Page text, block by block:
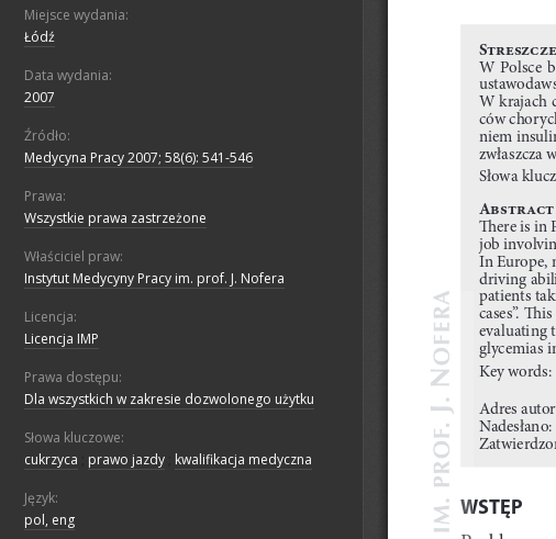
Miejsce wydania:
Łódź
Data wydania:
2007
Źródło:
Medycyna Pracy 2007; 58(6): 541-546
Prawa:
Wszystkie prawa zastrzeżone
Właściciel praw:
Instytut Medycyny Pracy im. prof. J. Nofera
Licencja:
Licencja IMP
Prawa dostępu:
Dla wszystkich w zakresie dozwolonego użytku
Słowa kluczowe:
cukrzyca
prawo jazdy kwalifikacja medyczna
Język:
pol, eng